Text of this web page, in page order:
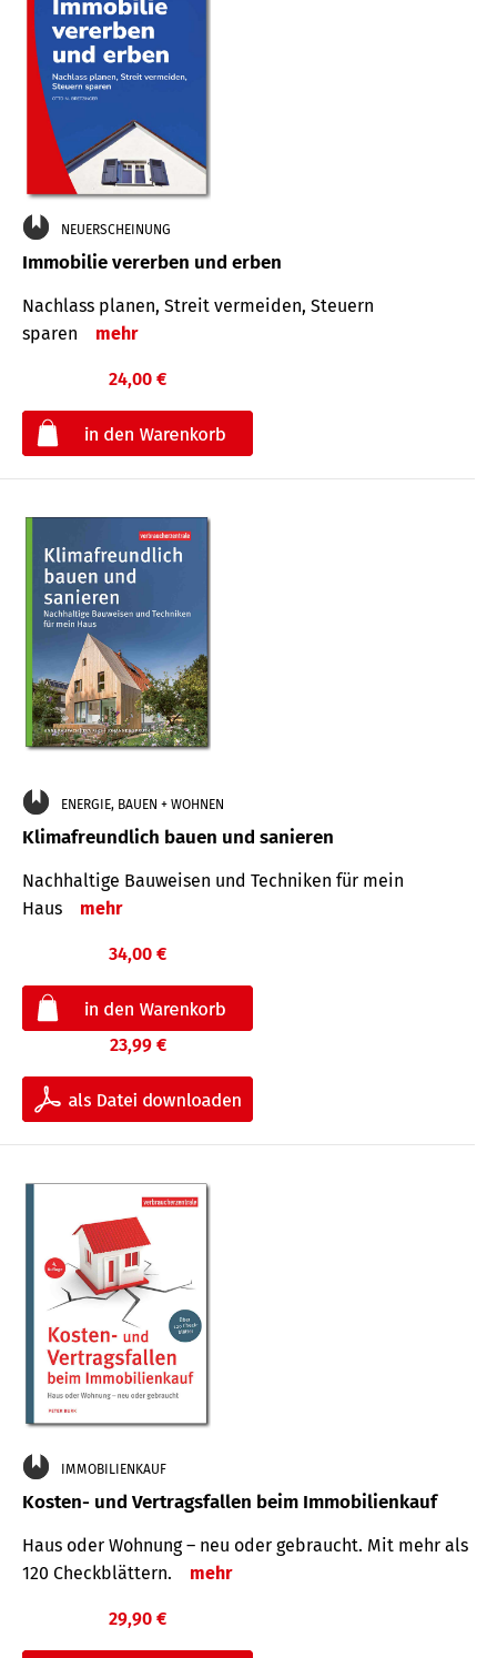
NEUERSCHEINUNG
Immobilie vererben und erben
Nachlass planen, Streit vermeiden, Steuern
sparen
mehr
24,00 €
ENERGIE, BAUEN + WOHNEN
Klimafreundlich bauen und sanieren
Nachhaltige Bauweisen und Techniken für mein
Haus
mehr
34,00 €
23,99 €
IMMOBILIENKAUF
Kosten- und Vertragsfallen beim Immobilienkauf
Haus oder Wohnung – neu oder gebraucht. Mit mehr als
120 Check­blättern.
mehr
29,90 €